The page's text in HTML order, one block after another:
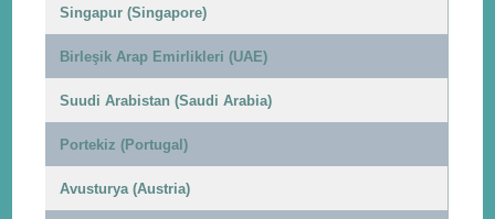
Singapur (Singapore)
Birleşik Arap Emirlikleri (UAE)
Suudi Arabistan (Saudi Arabia)
Portekiz (Portugal)
Avusturya (Austria)